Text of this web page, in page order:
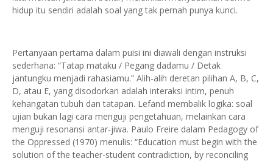
hidup itu sendiri adalah soal yang tak pernah punya kunci.
Pertanyaan pertama dalam puisi ini diawali dengan instruksi
sederhana: “Tatap mataku / Pegang dadamu / Detak
jantungku menjadi rahasiamu.” Alih-alih deretan pilihan A, B, C,
D, atau E, yang disodorkan adalah interaksi intim, penuh
kehangatan tubuh dan tatapan. Lefand membalik logika: soal
ujian bukan lagi cara menguji pengetahuan, melainkan cara
menguji resonansi antar-jiwa. Paulo Freire dalam Pedagogy of
the Oppressed (1970) menulis: “Education must begin with the
solution of the teacher-student contradiction, by reconciling